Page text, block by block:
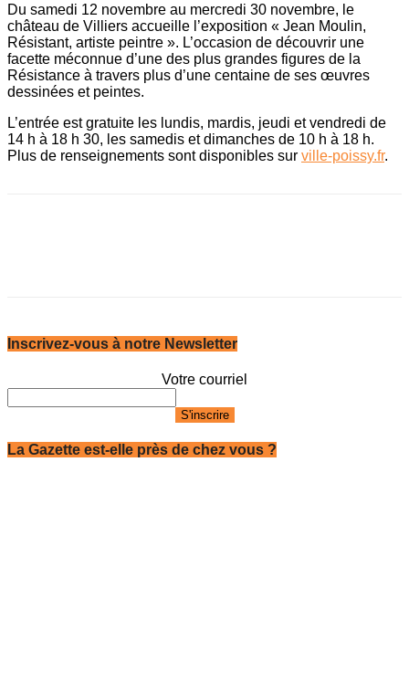
Du samedi 12 novembre au mercredi 30 novembre, le
château de Villiers accueille l’exposition « Jean Moulin,
Résistant, artiste peintre ». L’occasion de découvrir une
facette méconnue d’une des plus grandes figures de la
Résistance à travers plus d’une centaine de ses œuvres
dessinées et peintes.
L’entrée est gratuite les lundis, mardis, jeudi et vendredi de
14 h à 18 h 30, les samedis et dimanches de 10 h à 18 h.
Plus de renseignements sont disponibles sur ville-poissy.fr.
Inscrivez-vous à notre Newsletter
Votre courriel
La Gazette est-elle près de chez vous ?